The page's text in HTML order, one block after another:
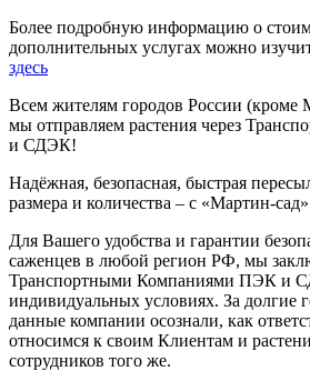
Более подробную информацию о
дополнительных услугах можно
здесь
Всем жителям городов России (кроме
мы отправляем растения через
и СДЭК!
Надёжная, безопасная, быстрая
размера и количества – с «Мартин-
Для Вашего удобства и гарантии
саженцев в любой регион РФ, мы
Транспортными Компаниями ПЭК и
индивидуальных условиях. За долгие
данные компании осознали, как
относимся к своим Клиентам и
сотрудников того же.